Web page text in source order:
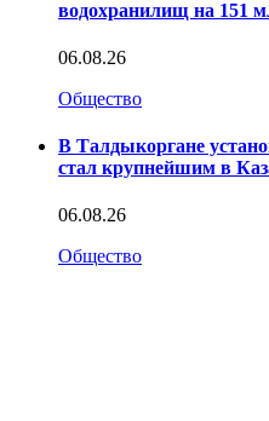
водохранилищ на 151
06.08.26
Общество
В Талдыкоргане
стал крупнейшим в
06.08.26
Общество